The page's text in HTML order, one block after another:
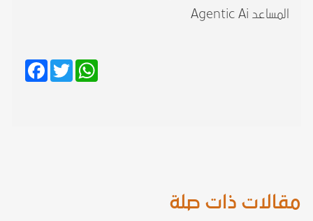
مقالات ذات صلة
المساعد Agentic Ai
Facebook
Twitter